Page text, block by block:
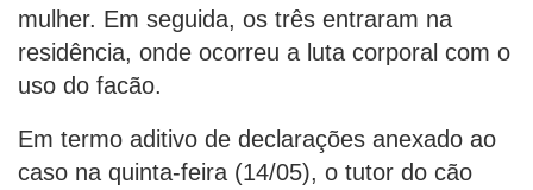
mulher. Em seguida, os três entraram na
residência, onde ocorreu a luta corporal com o
uso do facão.
Em termo aditivo de declarações anexado ao
caso na quinta-feira (14/05), o tutor do cão